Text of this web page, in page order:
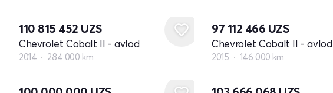
110 815 452 UZS
Chevrolet Cobalt II - avlod
2014 284 000 km
97 112 466 UZS
Chevrolet Cobalt II - avlod
2015 146 000 km